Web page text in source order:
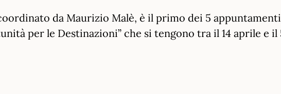
da Maurizio Malè, è il primo dei 5
per le Destinazioni” che si tengono tra il 14 aprile e il